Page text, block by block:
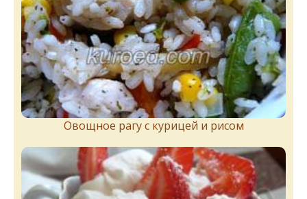
Овощное рагу с курицей и рисом